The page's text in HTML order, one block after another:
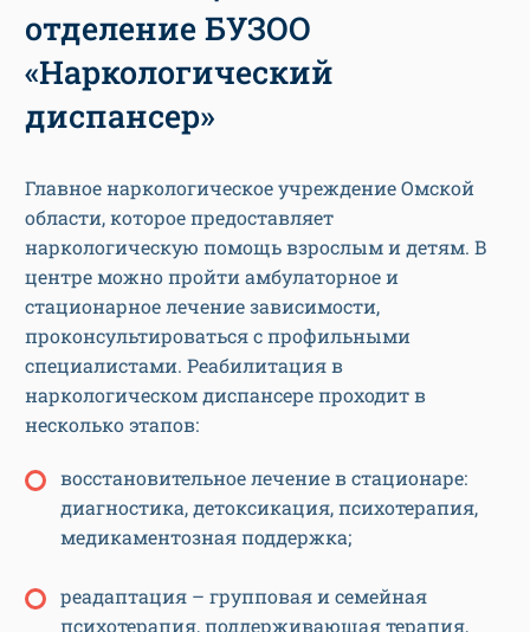
отделение БУЗОО
«Наркологический
диспансер»
Главное наркологическое учреждение Омской
области, которое предоставляет
наркологическую помощь взрослым и детям. В
центре можно пройти амбулаторное и
стационарное лечение зависимости,
проконсультироваться с профильными
специалистами. Реабилитация в
наркологическом диспансере проходит в
несколько этапов:
восстановительное лечение в стационаре:
диагностика, детоксикация, психотерапия,
медикаментозная поддержка;
реадаптация – групповая и семейная
психотерапия, поддерживающая терапия,